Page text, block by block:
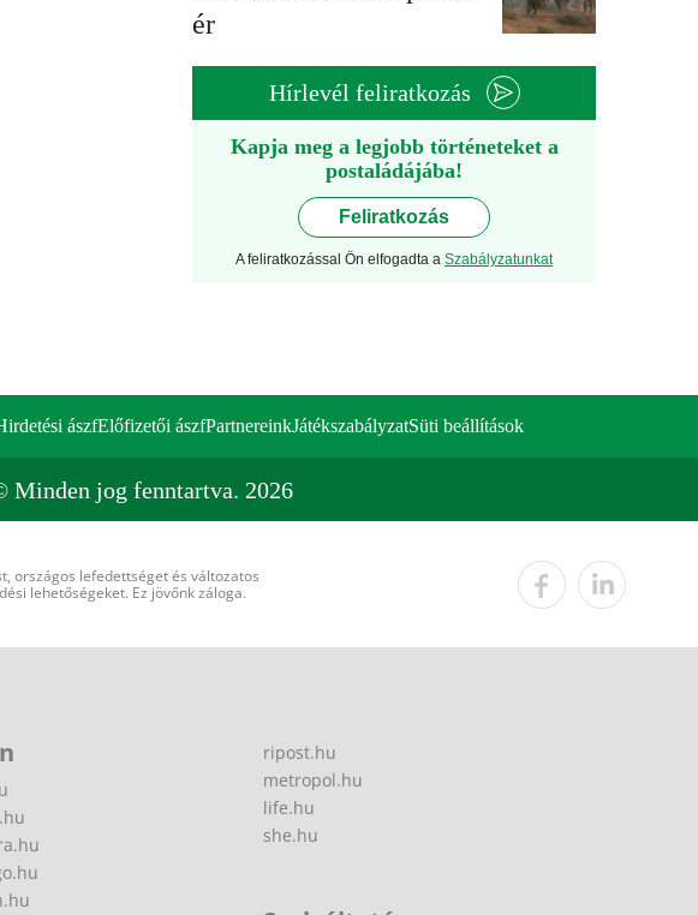
ér
Hírlevél feliratkozás
Kapja meg a legjobb történeteket a
postaládájába!
Feliratkozás
A feliratkozással Ön elfogadta a Szabályzatunkat
ászfElőfizetői ászfPartnereinkJátékszabályzatSüti beállítások
Minden jog fenntartva. 2026
országos lefedettséget és változatos
lehetőségeket. Ez jövőnk záloga.
ripost.hu
metropol.hu
life.hu
she.hu